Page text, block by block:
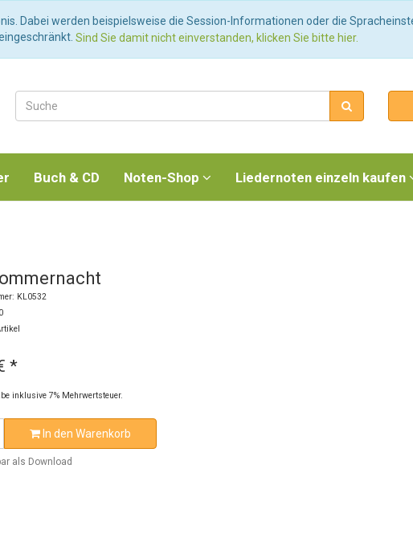
Dabei werden beispielsweise die Session-Informationen oder die
Sind Sie damit nicht einverstanden, klicken Sie bitte hier.
Buch & CD Noten-Shop Liedernoten einzeln kaufen
KL0532
*
inklusive 7% Mehrwertsteuer.
In den Warenkorb
als Download